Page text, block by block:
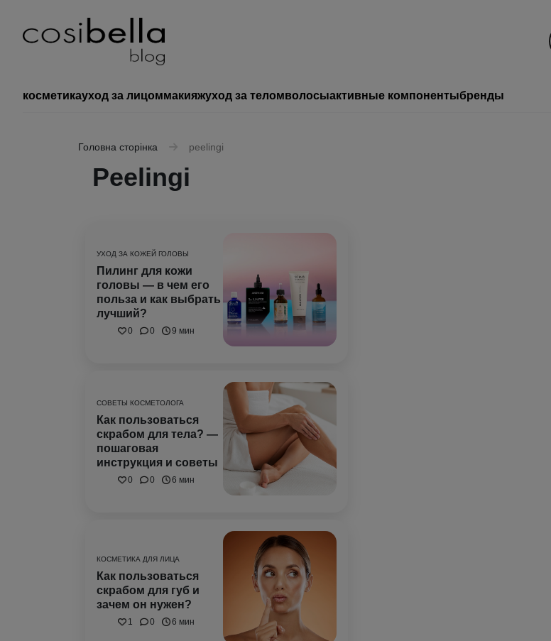
косметикауход за лицоммакияжуход за теломволосыактивные компонентыбренды
Головна сторінка peelingi
Peelingi
УХОД ЗА КОЖЕЙ ГОЛОВЫ
Пилинг для кожи
головы — в чем его
польза и как выбрать
лучший?
0 0 9 мин
СОВЕТЫ КОСМЕТОЛОГА
Как пользоваться
скрабом для тела? —
пошаговая
инструкция и советы
0 0 6 мин
КОСМЕТИКА ДЛЯ ЛИЦА
Как пользоваться
скрабом для губ и
зачем он нужен?
1 0 6 мин